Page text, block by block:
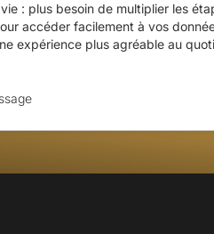
: plus besoin de multiplier les
accéder facilement à vos
expérience plus agréable au